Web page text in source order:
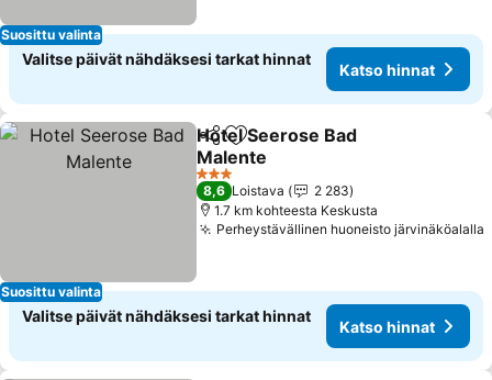
Suosittu valinta
Valitse päivät nähdäksesi tarkat hinnat
Katso hinnat
Suosittu valinta
Jaa Lisää suosikkeihin
Hotel Seerose Bad
Malente
Katso hinnat
3 Tähtiluokitus
8,6 Loistava
2 283
1.7 km kohteesta Keskusta
Perheystävällinen huoneisto järvinäköalalla
Valitse päivät nähdäksesi tarkat hinnat
Katso hinnat